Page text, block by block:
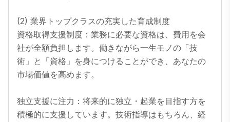
(2) 業界トップクラスの充実した育成制度
資格取得支援制度：業務に必要な資格は、費用を会
社が全額負担します。働きながら一生モノの「技
術」と「資格」を身につけることができ、あなたの
市場価値を高めます。
独立支援に注力：将来的に独立・起業を目指す方を
積極的に支援しています。技術指導はもちろん、経